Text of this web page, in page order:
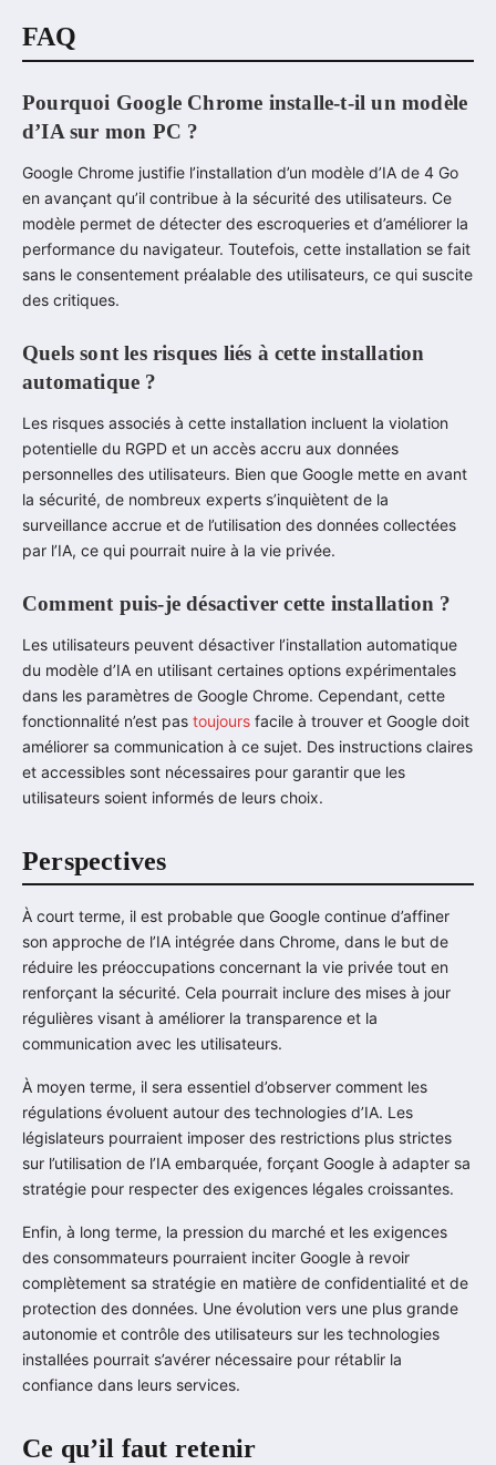
FAQ
Pourquoi Google Chrome installe-t-il un modèle
d’IA sur mon PC ?
Google Chrome justifie l’installation d’un modèle d’IA de 4 Go
en avançant qu’il contribue à la sécurité des utilisateurs. Ce
modèle permet de détecter des escroqueries et d’améliorer la
performance du navigateur. Toutefois, cette installation se fait
sans le consentement préalable des utilisateurs, ce qui suscite
des critiques.
Quels sont les risques liés à cette installation
automatique ?
Les risques associés à cette installation incluent la violation
potentielle du RGPD et un accès accru aux données
personnelles des utilisateurs. Bien que Google mette en avant
la sécurité, de nombreux experts s’inquiètent de la
surveillance accrue et de l’utilisation des données collectées
par l’IA, ce qui pourrait nuire à la vie privée.
Comment puis-je désactiver cette installation ?
Les utilisateurs peuvent désactiver l’installation automatique
du modèle d’IA en utilisant certaines options expérimentales
dans les paramètres de Google Chrome. Cependant, cette
fonctionnalité n’est pas toujours facile à trouver et Google doit
améliorer sa communication à ce sujet. Des instructions claires
et accessibles sont nécessaires pour garantir que les
utilisateurs soient informés de leurs choix.
Perspectives
À court terme, il est probable que Google continue d’affiner
son approche de l’IA intégrée dans Chrome, dans le but de
réduire les préoccupations concernant la vie privée tout en
renforçant la sécurité. Cela pourrait inclure des mises à jour
régulières visant à améliorer la transparence et la
communication avec les utilisateurs.
À moyen terme, il sera essentiel d’observer comment les
régulations évoluent autour des technologies d’IA. Les
législateurs pourraient imposer des restrictions plus strictes
sur l’utilisation de l’IA embarquée, forçant Google à adapter sa
stratégie pour respecter des exigences légales croissantes.
Enfin, à long terme, la pression du marché et les exigences
des consommateurs pourraient inciter Google à revoir
complètement sa stratégie en matière de confidentialité et de
protection des données. Une évolution vers une plus grande
autonomie et contrôle des utilisateurs sur les technologies
installées pourrait s’avérer nécessaire pour rétablir la
confiance dans leurs services.
Ce qu’il faut retenir